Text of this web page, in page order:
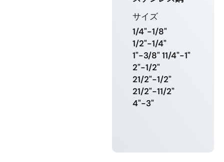
サイズ
1/4"-1/8"
1/2"-1/4"
1"-3/8" 11/4"-1"
2"-1/2"
21/2"-1/2"
21/2"-11/2"
4"-3"
く知る